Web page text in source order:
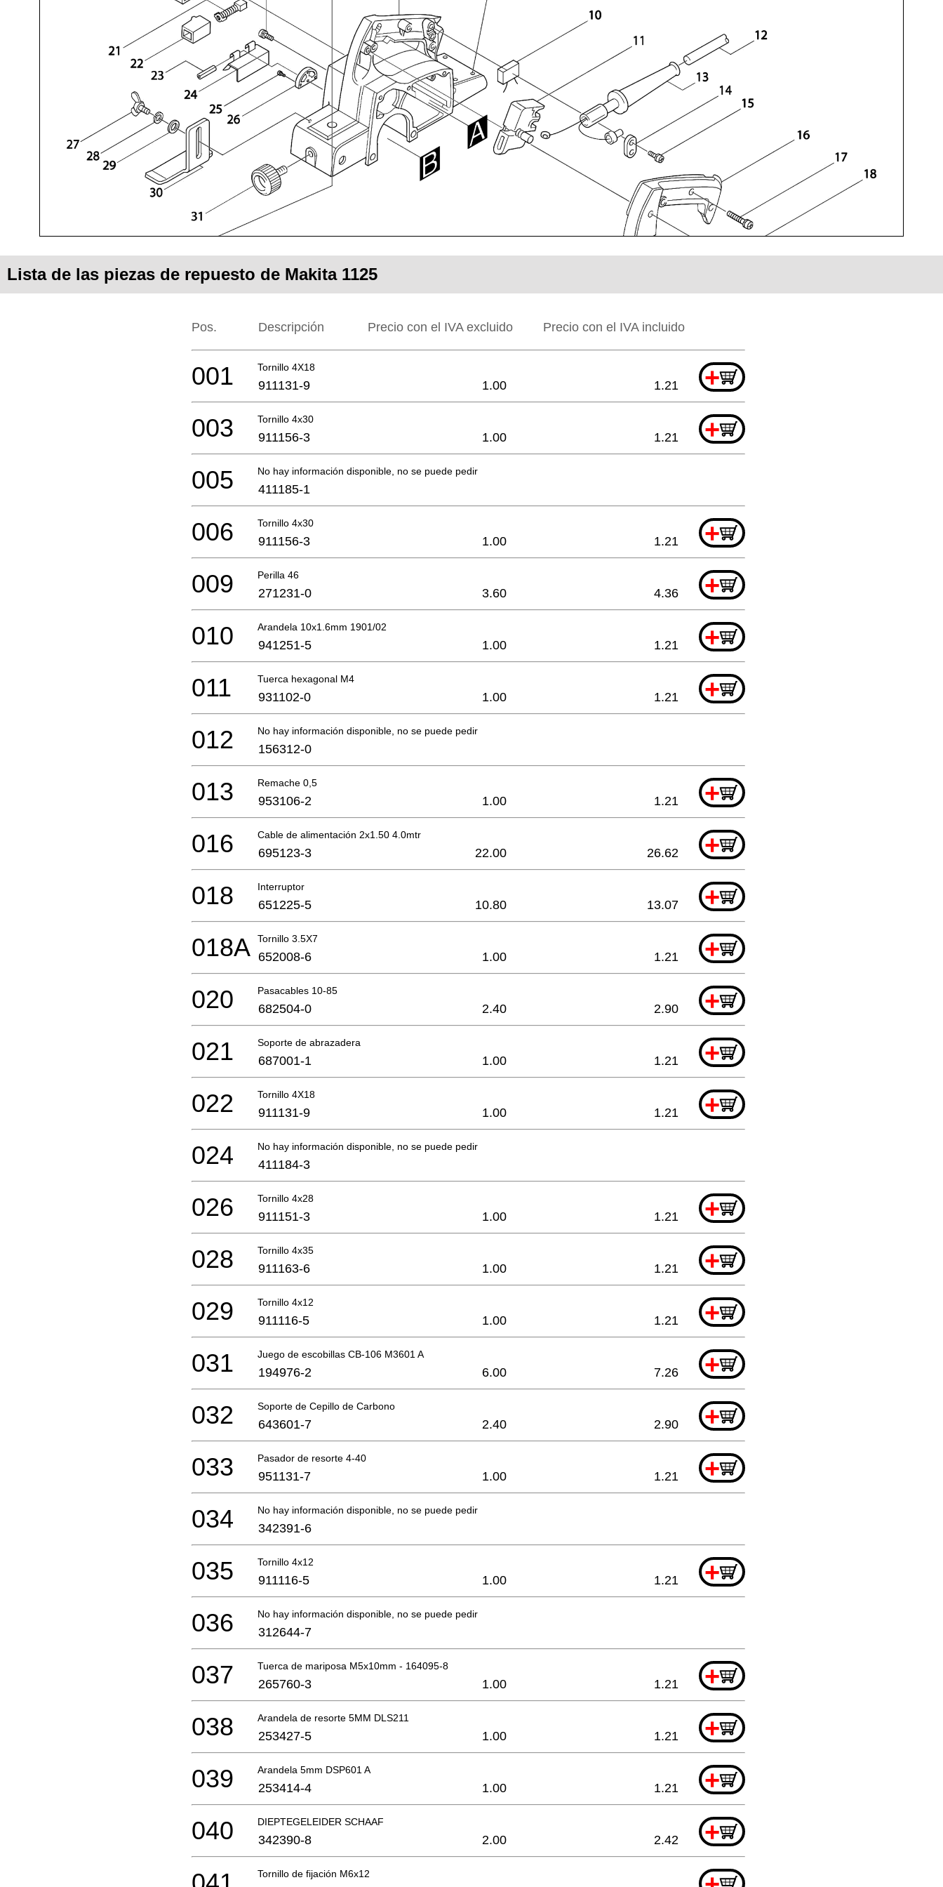
Lista de las piezas de repuesto de Makita 1125
Pos. Descripción Precio con el IVA excluido Precio con el IVA incluido
Tornillo 4X18 +
001 911131-9 1.00 1.21
Tornillo 4x30 +
003 911156-3 1.00 1.21
No hay información disponible, no se puede pedir
005 411185-1
Tornillo 4x30 +
006 911156-3 1.00 1.21
Perilla 46 +
009 271231-0 3.60 4.36
Arandela 10x1.6mm 1901/02 +
010 941251-5 1.00 1.21
Tuerca hexagonal M4 +
011 931102-0 1.00 1.21
No hay información disponible, no se puede pedir
012 156312-0
Remache 0,5 +
013 953106-2 1.00 1.21
Cable de alimentación 2x1.50 4.0mtr +
016 695123-3 22.00 26.62
Interruptor +
018 651225-5 10.80 13.07
Tornillo 3.5X7 +
018A 652008-6 1.00 1.21
Pasacables 10-85 +
020 682504-0 2.40 2.90
Soporte de abrazadera +
021 687001-1 1.00 1.21
Tornillo 4X18 +
022 911131-9 1.00 1.21
No hay información disponible, no se puede pedir
024 411184-3
Tornillo 4x28 +
026 911151-3 1.00 1.21
Tornillo 4x35 +
028 911163-6 1.00 1.21
Tornillo 4x12 +
029 911116-5 1.00 1.21
Juego de escobillas CB-106 M3601 A +
031 194976-2 6.00 7.26
Soporte de Cepillo de Carbono +
032 643601-7 2.40 2.90
Pasador de resorte 4-40 +
033 951131-7 1.00 1.21
No hay información disponible, no se puede pedir
034 342391-6
Tornillo 4x12 +
035 911116-5 1.00 1.21
No hay información disponible, no se puede pedir
036 312644-7
Tuerca de mariposa M5x10mm - 164095-8 +
037 265760-3 1.00 1.21
Arandela de resorte 5MM DLS211 +
038 253427-5 1.00 1.21
Arandela 5mm DSP601 A +
039 253414-4 1.00 1.21
DIEPTEGELEIDER SCHAAF +
040 342390-8 2.00 2.42
Tornillo de fijación M6x12